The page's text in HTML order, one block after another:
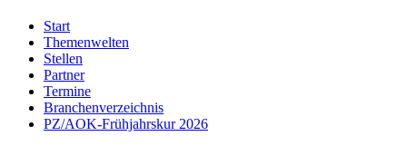
Start
Themenwelten
Stellen
Partner
Termine
Branchenverzeichnis
PZ/AOK-Frühjahrskur 2026